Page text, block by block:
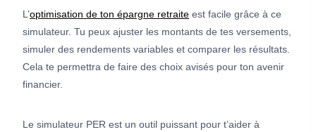
L’optimisation de ton épargne retraite est facile grâce à ce
simulateur. Tu peux ajuster les montants de tes versements,
simuler des rendements variables et comparer les résultats.
Cela te permettra de faire des choix avisés pour ton avenir
financier.
Le simulateur PER est un outil puissant pour t’aider à